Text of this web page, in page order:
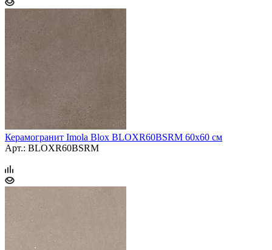
Керамогранит Imola Blox BLOXR60BSRM 60x60 см
Арт.: BLOXR60BSRM